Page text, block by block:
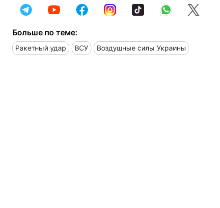
Больше по теме:
Ракетный удар ВСУ Воздушные силы Украины